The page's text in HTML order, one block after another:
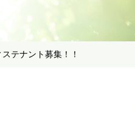
テナント募集！！